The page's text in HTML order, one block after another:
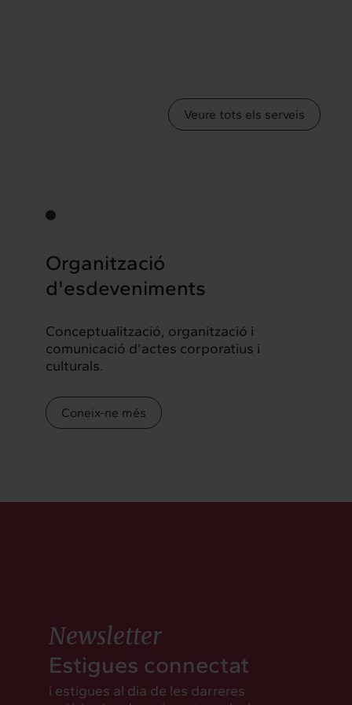
Veure tots els serveis
Organització
d'esdeveniments
Conceptualització, organització i
comunicació d'actes corporatius i
culturals.
Coneix-ne més
Newsletter
Estigues connectat
i estigues al dia de les darreres